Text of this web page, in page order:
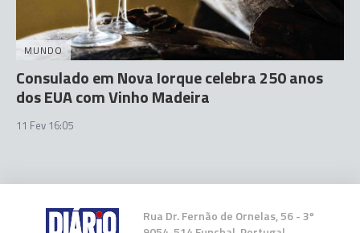
MUNDO
Consulado em Nova Iorque celebra 250 anos
dos EUA com Vinho Madeira
11 Fev 16:05
Rua Dr. Fernão de Ornelas, 56 - 3º